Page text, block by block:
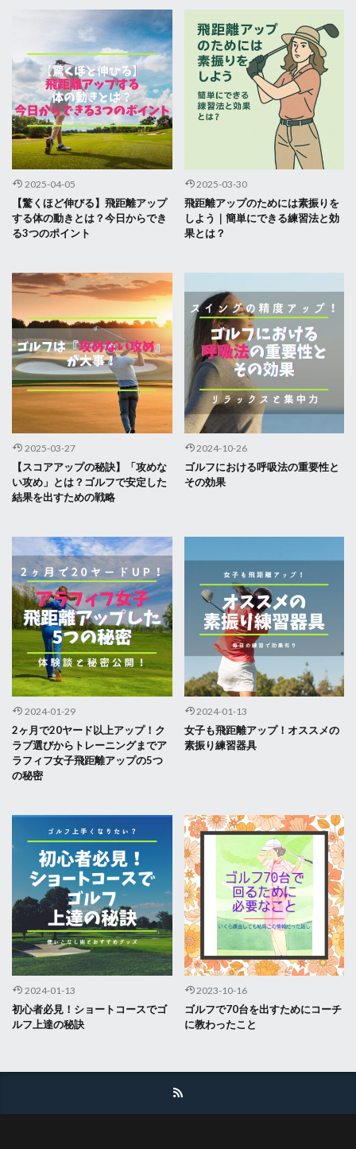
2025-04-05
【驚くほど伸びる】飛距離アップ
する体の動きとは？今日からでき
る3つのポイント
2025-03-30
飛距離アップのためには素振りを
しよう｜簡単にできる練習法と効
果とは？
2025-03-27
【スコアアップの秘訣】「攻めな
い攻め」とは？ゴルフで安定した
結果を出すための戦略
2024-10-26
ゴルフにおける呼吸法の重要性と
その効果
2024-01-29
2ヶ月で20ヤード以上アップ！ク
ラブ選びからトレーニングまでア
ラフィフ女子飛距離アップの5つ
の秘密
2024-01-13
女子も飛距離アップ！オススメの
素振り練習器具
2024-01-13
初心者必見！ショートコースでゴ
ルフ上達の秘訣
2023-10-16
ゴルフで70台を出すためにコーチ
に教わったこと